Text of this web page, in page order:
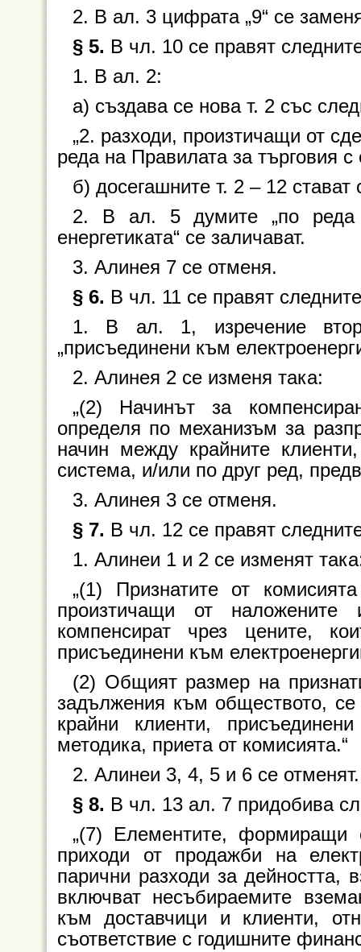
2. В ал. 3 цифрата „9“ се
§ 5. В чл. 10 се правят
1. В ал. 2:
а) създава се нова т. 2 със
„2. разходи, произтичащи от
реда на Правилата за търговия с
б) досегашните т. 2 – 12 стават
2. В ал. 5 думите „по
енергетиката“ се заличават.
3. Алинея 7 се отменя.
§ 6. В чл. 11 се правят
1. В ал. 1, изречение
„присъединени към
2. Алинея 2 се изменя така:
„(2) Начинът за
определя по механизъм за
начин между крайните
система, и/или по друг ред,
3. Алинея 3 се отменя.
§ 7. В чл. 12 се правят
1. Алинеи 1 и 2 се изменят
„(1) Признатите от
произтичащи от
компенсират чрез цените,
присъединени към
(2) Общият размер на
задължения към обществото,
крайни клиенти,
методика, приета от комисията.“
2. Алинеи 3, 4, 5 и 6 се отменят.
§ 8. В чл. 13 ал. 7 придобива
„(7) Елементите, формиращи
приходи от продажби на
парични разходи за дейността,
включват несъбираемите
към доставчици и клиенти,
съответствие с годишните